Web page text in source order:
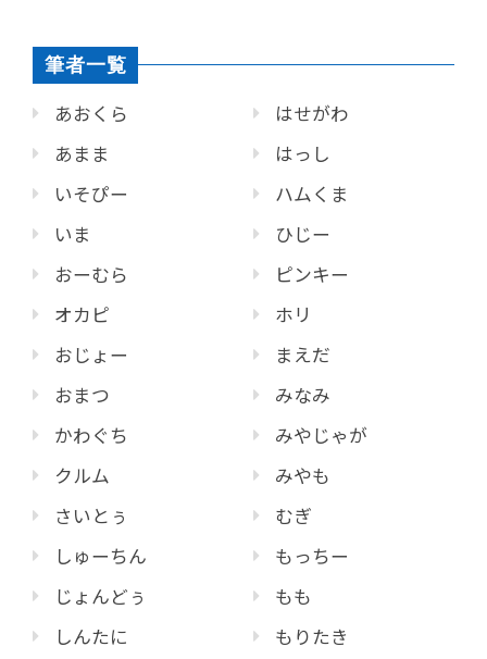
筆者一覧
あおくら
あまま
いそぴー
いま
おーむら
オカピ
おじょー
おまつ
かわぐち
クルム
さいとぅ
しゅーちん
じょんどぅ
しんたに
はせがわ
はっし
ハムくま
ひじー
ピンキー
ホリ
まえだ
みなみ
みやじゃが
みやも
むぎ
もっちー
もも
もりたき